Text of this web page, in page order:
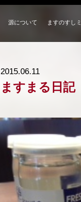
源について ますのすし
2015.06.11
ますまる日記